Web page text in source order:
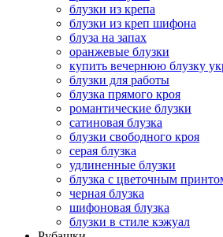
блузки из крепа
блузки из креп шифона
блуза на запах
оранжевые блузки
купить вечернюю блузку
блузки для работы
блузка прямого кроя
романтические блузки
сатиновая блузка
блузки свободного кроя
серая блузка
удлиненные блузки
блузка с цветочным
черная блузка
шифоновая блузка
блузки в стиле кэжуал